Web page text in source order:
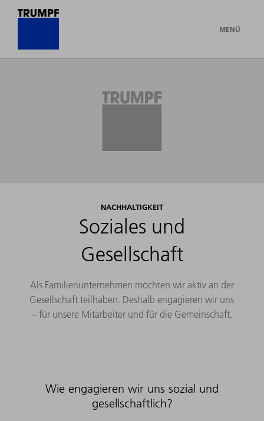
MENÜ
NACHHALTIGKEIT
Soziales und
Gesellschaft
Als Familienunternehmen möchten wir aktiv an der
Gesellschaft teilhaben. Deshalb engagieren wir uns
– für unsere Mitarbeiter und für die Gemeinschaft.
Wie engagieren wir uns sozial und
gesellschaftlich?